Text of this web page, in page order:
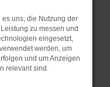
Stand
nur ein
auch dazu
nicht mehr
uns, die Nutzung der
zu messen und
eingesetzt,
werden, um
und um Anzeigen
relevant sind.